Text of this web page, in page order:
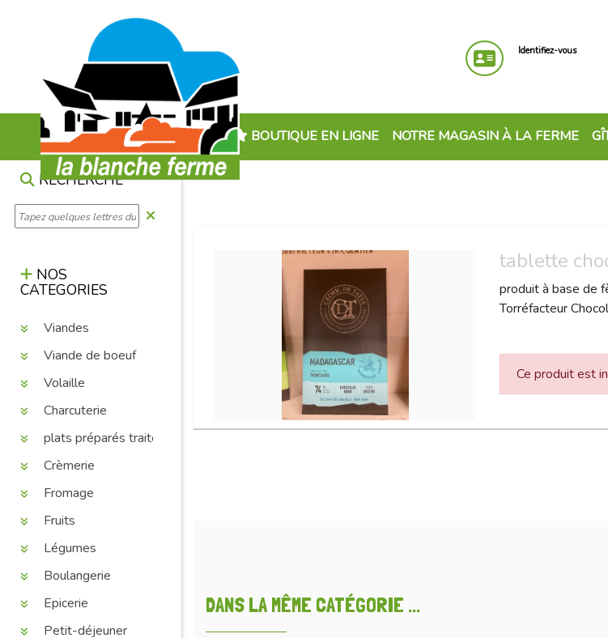
Identifiez-vous
BOUTIQUE EN LIGNE NOTRE MAGASIN À LA FERME
RECHERCHE
NOS
CATEGORIES
Viandes
Viande de boeuf
Volaille
Charcuterie
plats préparés traiteur
Crèmerie
Fromage
Fruits
Légumes
Boulangerie
Epicerie
Petit-déjeuner
tablette
produit à base de
Torréfacteur
Ce produit est
DANS LA MÊME CATÉGORIE ...